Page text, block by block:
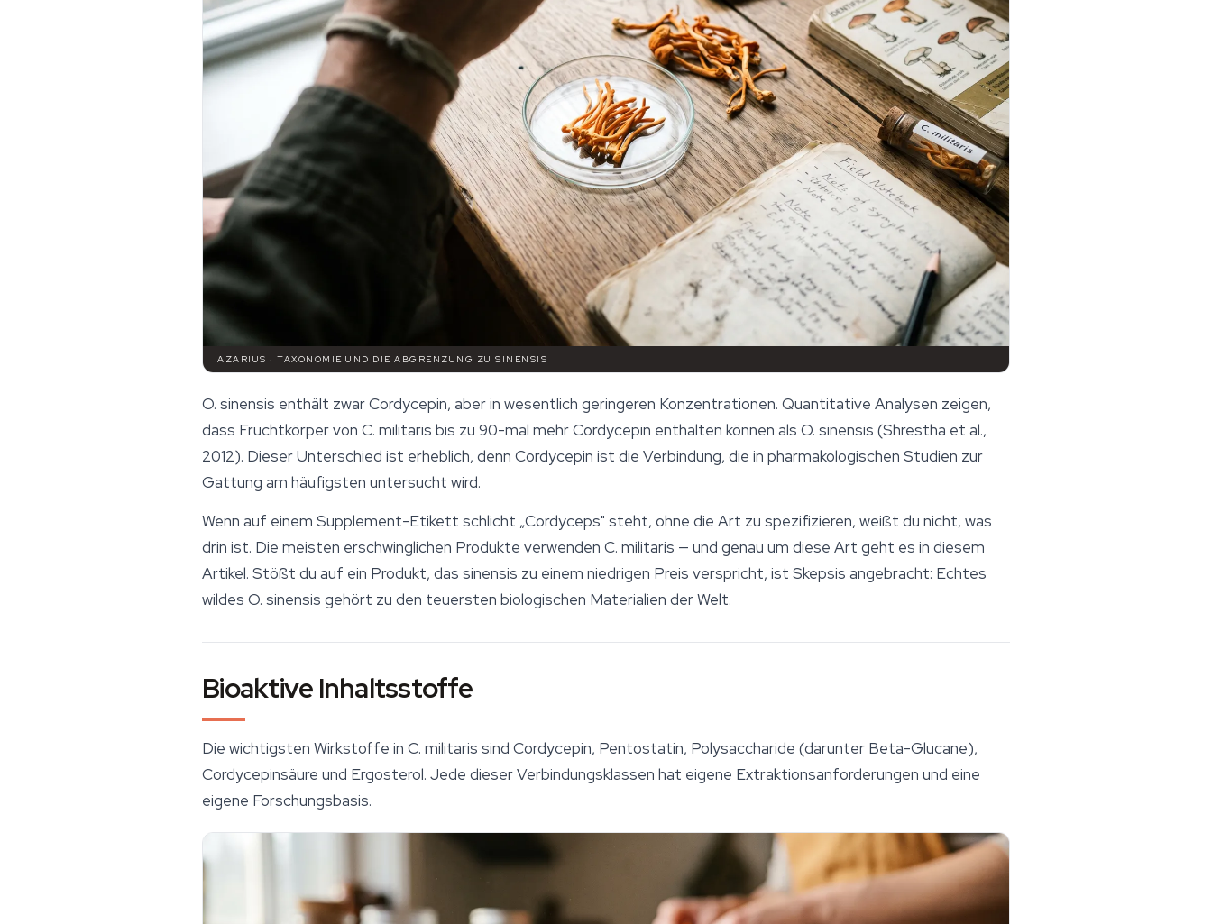
AZARIUS · TAXONOMIE UND DIE ABGRENZUNG ZU SINENSIS
O. sinensis enthält zwarCordycepin, aber in wesentlich geringeren Konzentrationen. Quantitative Analysen zeigen,
dass Fruchtkörper von C. militaris bis zu 90-mal mehr Cordycepin enthalten können als O. sinensis (Shrestha et al.,
2012). Dieser Unterschied ist erheblich, denn Cordycepin ist die Verbindung, die in pharmakologischen Studien zur
Gattung am häufigsten untersucht wird.
Wenn auf einem Supplement-Etikett schlicht „Cordyceps" steht, ohne die Art zu spezifizieren, weißt du nicht, was
drin ist. Die meisten erschwinglichen Produkte verwenden C. militaris — und genau um diese Art geht es in diesem
Artikel. Stößt du auf ein Produkt, das sinensis zu einem niedrigen Preis verspricht, ist Skepsis angebracht: Echtes
wildes O. sinensis gehört zu den teuersten biologischen Materialien der Welt.
Bioaktive Inhaltsstoffe
Die wichtigsten Wirkstoffe in C. militaris sind Cordycepin, Pentostatin, Polysaccharide (darunter Beta-Glucane),
Cordycepinsäure und Ergosterol. Jede dieser Verbindungsklassen hat eigene Extraktionsanforderungen und eine
eigene Forschungsbasis.